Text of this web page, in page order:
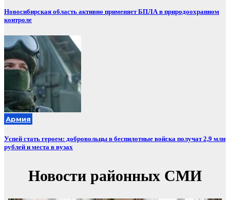
Новосибирская область активно применяет БПЛА в природоохранном
контроле
Армия
Успей стать героем: добровольцы в беспилотные войска получат 2,9 млн
рублей и места в вузах